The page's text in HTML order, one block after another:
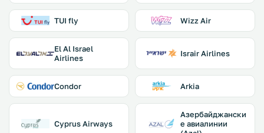
TUI fly Wizz Air
El Al Israel
Airlines
Israir Airlines
Condor Arkia
Cyprus Airways
Азербайджански
е авиалинии